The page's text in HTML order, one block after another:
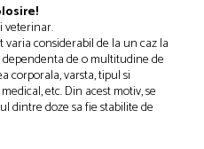
veterinar.
varia considerabil de la un caz la
de o multitudine de
corporala, varsta, tipul si
etc. Din acest motiv, se
dintre doze sa fie stabilite de